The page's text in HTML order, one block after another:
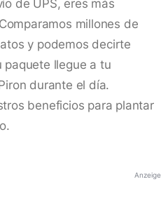
de UPS, eres más
millones de
y podemos decirte
paquete llegue a tu
durante el día.
beneficios para plantar
Anzeige